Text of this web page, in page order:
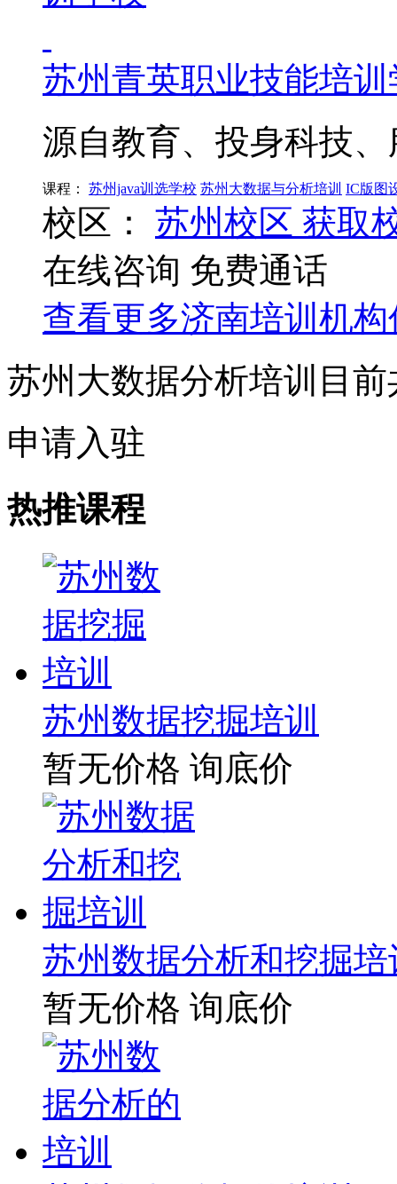
苏州青英职业技能培训
源自教育、投身科技
课程： 苏州java训选学校 苏州大数据与分析培训 IC版图
校区： 苏州校区 获取
在线咨询 免费通话
查看更多济南培训机构
苏州大数据分析培训目
申请入驻
热推课程
苏州数据挖掘培训
暂无价格 询底价
苏州数据分析和挖掘培
暂无价格 询底价